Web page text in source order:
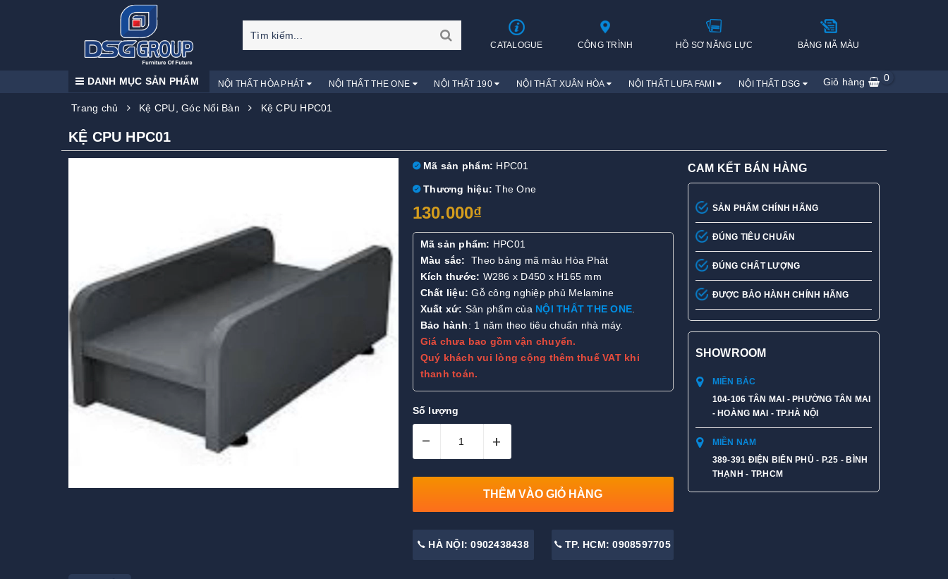
CATALOGUE CÔNG TRÌNH HỒ SƠ NĂNG LỰC BẢNG MÃ MÀU
DANH MỤC SẢN PHẨM NỘI THẤT HÒA PHÁT NỘI THẤT THE ONE NỘI THẤT 190 NỘI THẤT XUÂN HÒA NỘI THẤT LUFA FAMI NỘI THẤT DSG Giỏ hàng 0
Trang chủ Kệ CPU, Góc Nối Bàn Kệ CPU HPC01
KỆ CPU HPC01
Mã sản phẩm: HPC01
Thương hiệu: The One
130.000₫
Mã sản phẩm: HPC01
Màu sắc: Theo bảng mã màu Hòa Phát
Kích thước: W286 x D450 x H165 mm
Chất liệu:Gỗ công nghiệp phủ Melamine
Xuất xứ: Sản phẩm của NỘI THẤT THE ONE.
Bảo hành: 1 năm theo tiêu chuẩn nhà máy.
Giá chưa bao gồm vận chuyển.
Quý khách vui lòng cộng thêm thuế VAT khi
thanh toán.
Số lượng
– +
THÊM VÀO GIỎ HÀNG
HÀ NỘI: 0902438438 TP. HCM: 0908597705
CAM KẾT BÁN HÀNG
SẢN PHẨM CHÍNH HÃNG
ĐÚNG TIÊU CHUẨN
ĐÚNG CHẤT LƯỢNG
ĐƯỢC BẢO HÀNH CHÍNH HÃNG
SHOWROOM
MIỀN BẮC
104-106 TÂN MAI - PHƯỜNG TÂN MAI
- HOÀNG MAI - TP.HÀ NỘI
MIỀN NAM
389-391 ĐIỆN BIÊN PHỦ - P.25 - BÌNH
THẠNH - TP.HCM